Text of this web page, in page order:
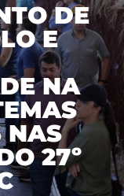
DE
E
NA
NAS
27º